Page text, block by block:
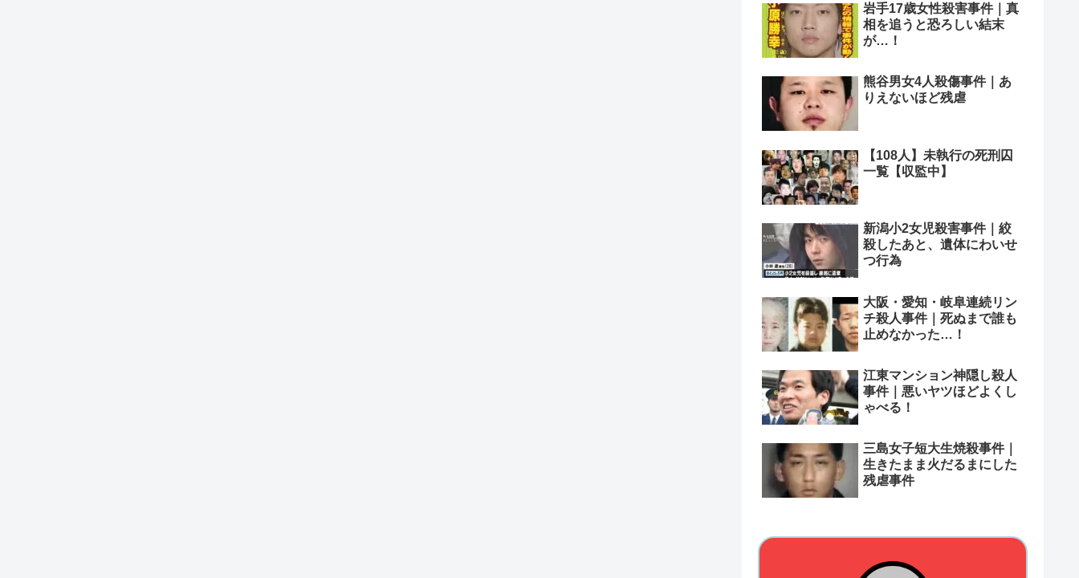
岩手17歳女性殺害事件｜真
相を追うと恐ろしい結末
が…！
熊谷男女4人殺傷事件｜あ
りえないほど残虐
【108人】未執行の死刑囚
一覧【収監中】
新潟小2女児殺害事件｜絞
殺したあと、遺体にわいせ
つ行為
大阪・愛知・岐阜連続リン
チ殺人事件｜死ぬまで誰も
止めなかった…！
江東マンション神隠し殺人
事件｜悪いヤツほどよくし
ゃべる！
三島女子短大生焼殺事件｜
生きたまま火だるまにした
残虐事件